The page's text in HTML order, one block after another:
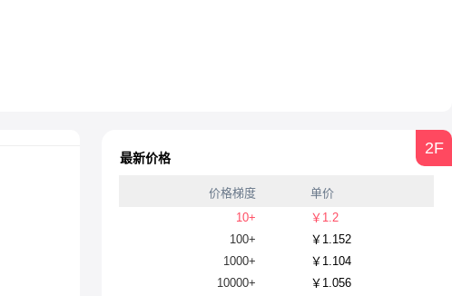
2F
最新价格
价格梯度
单价
10+
￥1.2
100+
￥1.152
1000+
￥1.104
10000+
￥1.056